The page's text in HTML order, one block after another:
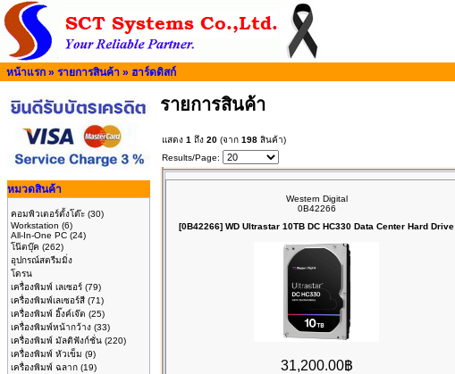
หน้าแรก » รายการสินค้า » ฮาร์ดดิสก์
หมวดสินค้า
คอมพิวเตอร์ตั้งโต๊ะ (30)
Workstation (6)
All-In-One PC (24)
โน๊ตบุ๊ค (262)
อุปกรณ์สตรีมมิ่ง
โดรน
เครื่องพิมพ์ เลเซอร์ (79)
เครื่องพิมพ์เลเซอร์สี (71)
เครื่องพิมพ์ อิ๊งค์เจ๊ต (25)
เครื่องพิมพ์หน้ากว้าง (33)
เครื่องพิมพ์ มัลติฟังก์ชั่น (220)
เครื่องพิมพ์ หัวเข็ม (9)
เครื่องพิมพ์ ฉลาก (19)
รายการสินค้า
แสดง 1 ถึง 20 (จาก 198 สินค้า)
Results/Page:
Western Digital
0B42266
[0B42266] WD Ultrastar 10TB DC HC330 Data Center Hard Drive
31,200.00฿